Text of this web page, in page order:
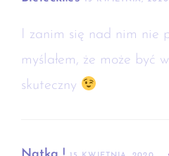
I zanim się nad nim nie
myślałem, że może być
skuteczny